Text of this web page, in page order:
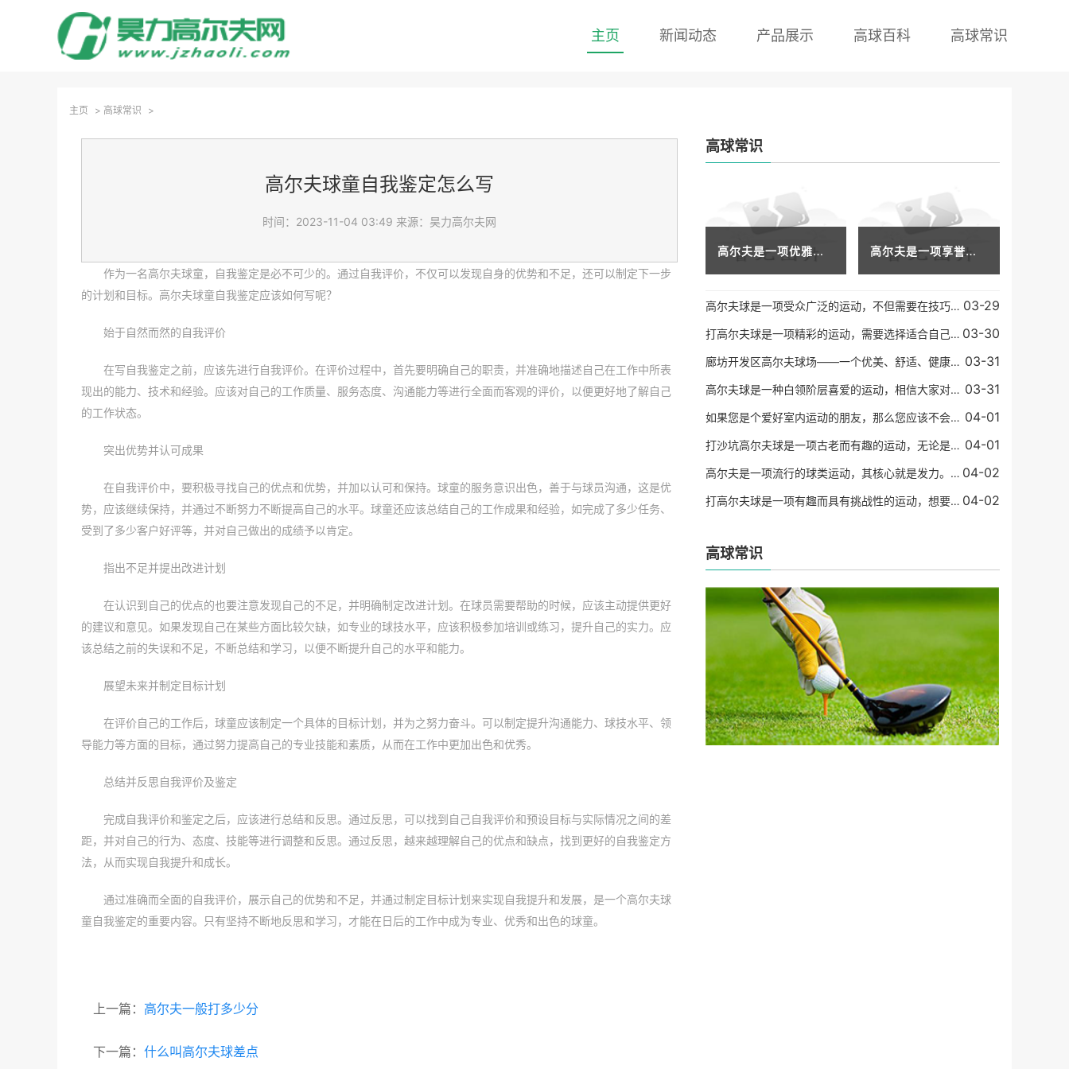
主页 新闻动态 产品展示 高球百科 高球常识
主页 > 高球常识 >
高尔夫球童自我鉴定怎么写
时间：2023-11-04 03:49 来源：昊力高尔夫网
作为一名高尔夫球童，自我鉴定是必不可少的。通过自我评价，不仅可以发现自身的优势和不足，还可以制定下一步
的计划和目标。高尔夫球童自我鉴定应该如何写呢？
始于自然而然的自我评价
在写自我鉴定之前，应该先进行自我评价。在评价过程中，首先要明确自己的职责，并准确地描述自己在工作中所表
现出的能力、技术和经验。应该对自己的工作质量、服务态度、沟通能力等进行全面而客观的评价，以便更好地了解自己
的工作状态。
突出优势并认可成果
在自我评价中，要积极寻找自己的优点和优势，并加以认可和保持。球童的服务意识出色，善于与球员沟通，这是优
势，应该继续保持，并通过不断努力不断提高自己的水平。球童还应该总结自己的工作成果和经验，如完成了多少任务、
受到了多少客户好评等，并对自己做出的成绩予以肯定。
指出不足并提出改进计划
在认识到自己的优点的也要注意发现自己的不足，并明确制定改进计划。在球员需要帮助的时候，应该主动提供更好
的建议和意见。如果发现自己在某些方面比较欠缺，如专业的球技水平，应该积极参加培训或练习，提升自己的实力。应
该总结之前的失误和不足，不断总结和学习，以便不断提升自己的水平和能力。
展望未来并制定目标计划
在评价自己的工作后，球童应该制定一个具体的目标计划，并为之努力奋斗。可以制定提升沟通能力、球技水平、领
导能力等方面的目标，通过努力提高自己的专业技能和素质，从而在工作中更加出色和优秀。
总结并反思自我评价及鉴定
完成自我评价和鉴定之后，应该进行总结和反思。通过反思，可以找到自己自我评价和预设目标与实际情况之间的差
距，并对自己的行为、态度、技能等进行调整和反思。通过反思，越来越理解自己的优点和缺点，找到更好的自我鉴定方
法，从而实现自我提升和成长。
通过准确而全面的自我评价，展示自己的优势和不足，并通过制定目标计划来实现自我提升和发展，是一个高尔夫球
童自我鉴定的重要内容。只有坚持不断地反思和学习，才能在日后的工作中成为专业、优秀和出色的球童。
上一篇： 高尔夫一般打多少分
下一篇： 什么叫高尔夫球差点
高球常识
高尔夫是一项优雅的运动，它有助于锻炼身体和放松心情。高尔夫健身训练是一种有效的方式，可以帮助球手提高打球技巧，并且保持健康。本文将介绍高尔夫健身训练的方法，帮助你 高尔夫是一项享誉全球的运动项目，虽然看起来简单，但是却非常考验身体素质、技巧和心理素质，而得分则是评判运动员水平和比赛结果的表现。究竟如何看高尔夫比赛的得分呢？下
高尔夫球是一项受众广泛的运动，不但需要在技巧方面有很高的要求，还需要有足够的耐力和力量才能完成一场比赛。在高尔夫运动中，需要动用很多的肌肉群才能达到理想的效果。以 03-29
打高尔夫球是一项精彩的运动，需要选择适合自己的球杆。不同的球杆长度、角度和材质对于不同的球手来说有不同的作用。我们将为您介绍一些适合打高尔夫球的球杆。一号木杆：适 03-30
廊坊开发区高尔夫球场——一个优美、舒适、健康的居住小区廊坊开发区高尔夫球场是一个拥有高尔夫球场、高端住宅、豪华别墅和度假酒店等配套设施的优美小区。位于河北省廊坊市 03-31
高尔夫球是一种白领阶层喜爱的运动，相信大家对这项运动都有一定的了解。但是，高尔夫球到底有什么好玩的呢？今天，就让我们一起来探究一下高尔夫球带给人们的愉悦和乐趣。高 03-31
如果您是个爱好室内运动的朋友，那么您应该不会陌生室内高尔夫。如果你是个新手，那么在前往室内高尔夫球场前，您需要准备的是室内高尔夫球设备。不同的设备价格会有所不同， 04-01
打沙坑高尔夫球是一项古老而有趣的运动，无论是在休闲度假还是竞技比赛中都备受青睐。随着高尔夫球在世界范围内的普及，越来越多的人开始尝试这项运动，但对于初学者来说可能 04-01
高尔夫是一项流行的球类运动，其核心就是发力。对于大多数人而言，左手和右手的发力方式可能不同，这可能导致助推和准确度方面的问题。在这篇文章中，我们将介绍高尔夫左右手 04-02
打高尔夫球是一项有趣而具有挑战性的运动，想要成为一名优秀的高尔夫球手需要掌握一些技巧。以下是几种提高击球水平的技巧。正确的姿势和击球方式十分重要。站姿应该放松，保 04-02
高球常识